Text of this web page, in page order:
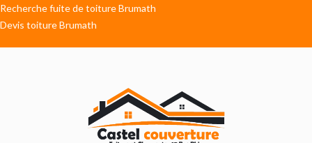
Recherche fuite de toiture Brumath
Devis toiture Brumath